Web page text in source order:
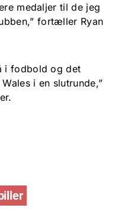
medaljer til de jeg
fortæller Ryan
i fodbold og det
i en slutrunde,”